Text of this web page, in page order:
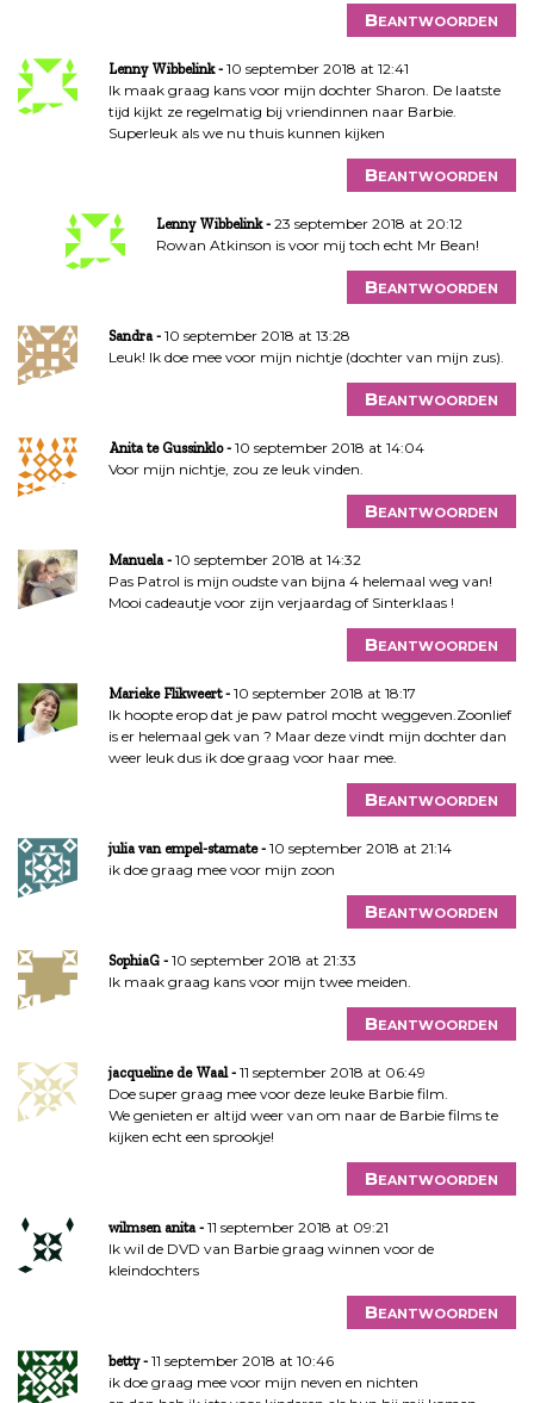
Beantwoorden
Lenny Wibbelink
10 september 2018 at 12:41
Ik maak graag kans voor mijn dochter Sharon. De laatste
tijd kijkt ze regelmatig bij vriendinnen naar Barbie.
Superleuk als we nu thuis kunnen kijken
Beantwoorden
Lenny Wibbelink
23 september 2018 at 20:12
Rowan Atkinson is voor mij toch echt Mr Bean!
Beantwoorden
Sandra
10 september 2018 at 13:28
Leuk! Ik doe mee voor mijn nichtje (dochter van mijn zus).
Beantwoorden
Anita te Gussinklo
10 september 2018 at 14:04
Voor mijn nichtje, zou ze leuk vinden.
Beantwoorden
Manuela
10 september 2018 at 14:32
Pas Patrol is mijn oudste van bijna 4 helemaal weg van!
Mooi cadeautje voor zijn verjaardag of Sinterklaas !
Beantwoorden
Marieke Flikweert
10 september 2018 at 18:17
Ik hoopte erop dat je paw patrol mocht weggeven.Zoonlief
is er helemaal gek van ? Maar deze vindt mijn dochter dan
weer leuk dus ik doe graag voor haar mee.
Beantwoorden
julia van empel-stamate
10 september 2018 at 21:14
ik doe graag mee voor mijn zoon
Beantwoorden
SophiaG
10 september 2018 at 21:33
Ik maak graag kans voor mijn twee meiden.
Beantwoorden
jacqueline de Waal
11 september 2018 at 06:49
Doe super graag mee voor deze leuke Barbie film.
We genieten er altijd weer van om naar de Barbie films te
kijken echt een sprookje!
Beantwoorden
wilmsen anita
11 september 2018 at 09:21
Ik wil de DVD van Barbie graag winnen voor de
kleindochters
Beantwoorden
betty
11 september 2018 at 10:46
ik doe graag mee voor mijn neven en nichten